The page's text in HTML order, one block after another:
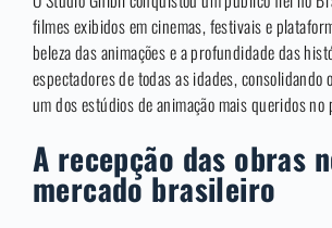
filmes exibidos em cinemas, festivais e
beleza das animações e a profundidade das
espectadores de todas as idades, consolidando
um dos estúdios de animação mais queridos no
A recepção das obras
mercado brasileiro